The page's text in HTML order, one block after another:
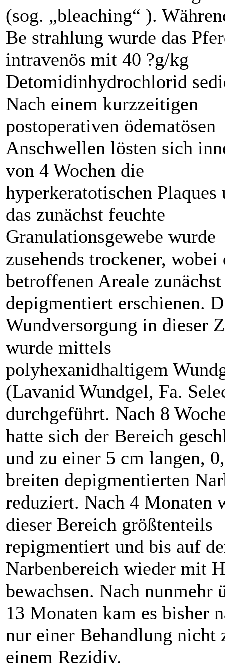
(sog. „bleaching“ ).
Be strahlung wurde das
intravenös mit 40 ?g/kg
Detomidinhydrochlorid
Nach einem kurzzeitigen
postoperativen ödematösen
Anschwellen lösten sich
von 4 Wochen die
hyperkeratotischen Plaques
das zunächst feuchte
Granulationsgewebe wurde
zusehends trockener, wobei
betroffenen Areale zunächst
depigmentiert erschienen.
Wundversorgung in dieser
wurde mittels
polyhexanidhaltigem
(Lavanid Wundgel, Fa.
durchgeführt. Nach 8
hatte sich der Bereich
und zu einer 5 cm langen,
breiten depigmentierten
reduziert. Nach 4 Monaten
dieser Bereich größtenteils
repigmentiert und bis auf
Narbenbereich wieder mit
bewachsen. Nach nunmehr
13 Monaten kam es bisher
nur einer Behandlung nicht
einem Rezidiv.